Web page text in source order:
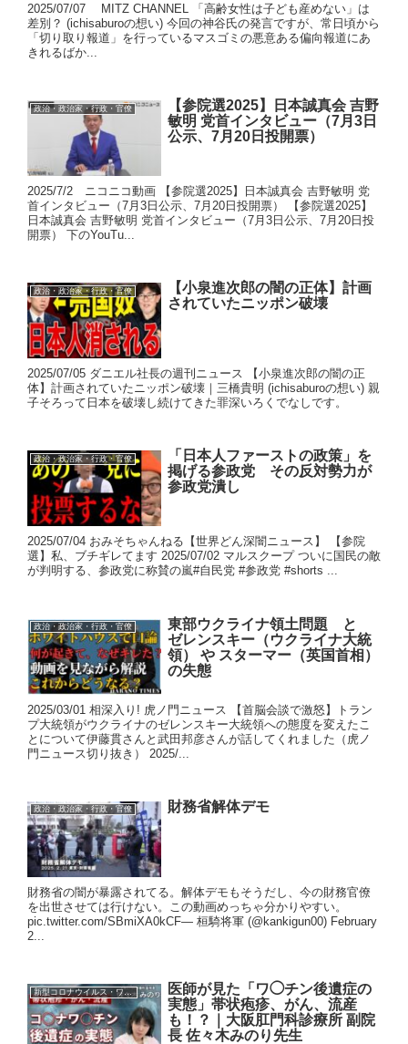
2025/07/07 MITZ CHANNEL 「高齢女性は子ども産めない」は
差別？ (ichisaburoの想い) 今回の神谷氏の発言ですが、常日頃から
「切り取り報道」を行っているマスゴミの悪意ある偏向報道にあ
きれるばか...
政治・政治家・行政・官僚
【参院選2025】日本誠真会 吉野
敏明 党首インタビュー（7月3日
公示、7月20日投開票）
2025/7/2 ニコニコ動画 【参院選2025】日本誠真会 吉野敏明 党
首インタビュー（7月3日公示、7月20日投開票） 【参院選2025】
日本誠真会 吉野敏明 党首インタビュー（7月3日公示、7月20日投
開票） 下のYouTu...
政治・政治家・行政・官僚
【小泉進次郎の闇の正体】計画
されていたニッポン破壊
2025/07/05 ダニエル社長の週刊ニュース 【小泉進次郎の闇の正
体】計画されていたニッポン破壊｜三橋貴明 (ichisaburoの想い) 親
子そろって日本を破壊し続けてきた罪深いろくでなしです。
政治・政治家・行政・官僚
「日本人ファーストの政策」を
掲げる参政党 その反対勢力が
参政党潰し
2025/07/04 おみそちゃんねる【世界どん深闇ニュース】 【参院
選】私、ブチギレてます 2025/07/02 マルスクープ ついに国民の敵
が判明する、参政党に称賛の嵐#自民党 #参政党 #shorts ...
政治・政治家・行政・官僚
東部ウクライナ領土問題 と
ゼレンスキー（ウクライナ大統
領） や スターマー（英国首相）
の失態
2025/03/01 相深入り! 虎ノ門ニュース 【首脳会談で激怒】トラン
プ大統領がウクライナのゼレンスキー大統領への態度を変えたこ
とについて伊藤貫さんと武田邦彦さんが話してくれました（虎ノ
門ニュース切り抜き） 2025/...
政治・政治家・行政・官僚 財務省解体デモ
財務省の闇が暴露されてる。解体デモもそうだし、今の財務官僚
を出世させては行けない。この動画めっちゃ分かりやすい。
pic.twitter.com/SBmiXA0kCF— 桓騎将軍 (@kankigun00) February
2...
新型コロナウイルス・ワクチン
医師が見た「ワ◯チン後遺症の
実態」帯状疱疹、がん、流産
も！？｜大阪肛門科診療所 副院
長 佐々木みのり先生